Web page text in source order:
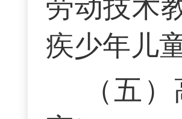
劳动技术
疾少年儿
（五